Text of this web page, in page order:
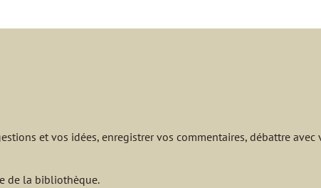
et vos idées, enregistrer vos commentaires, débattre avec
de la bibliothèque.